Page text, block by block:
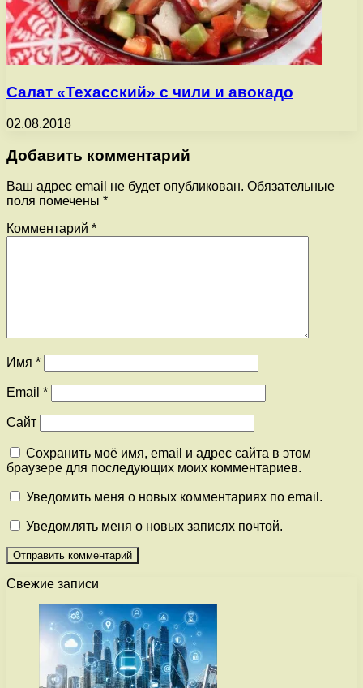
Салат «Техасский» с чили и авокадо
02.08.2018
Добавить комментарий
Ваш адрес email не будет опубликован. Обязательные
поля помечены *
Комментарий *
Имя *
Email *
Сайт
Сохранить моё имя, email и адрес сайта в этом
браузере для последующих моих комментариев.
Уведомить меня о новых комментариях по email.
Уведомлять меня о новых записях почтой.
Свежие записи